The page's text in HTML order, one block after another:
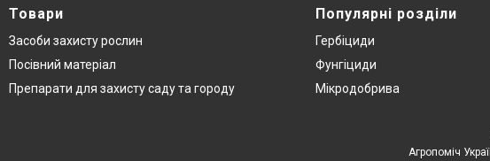
Товари
Засоби захисту рослин
Посівний матеріал
Препарати для захисту саду та городу
Популярні розділи
Гербіциди
Фунгіциди
Мікродобрива